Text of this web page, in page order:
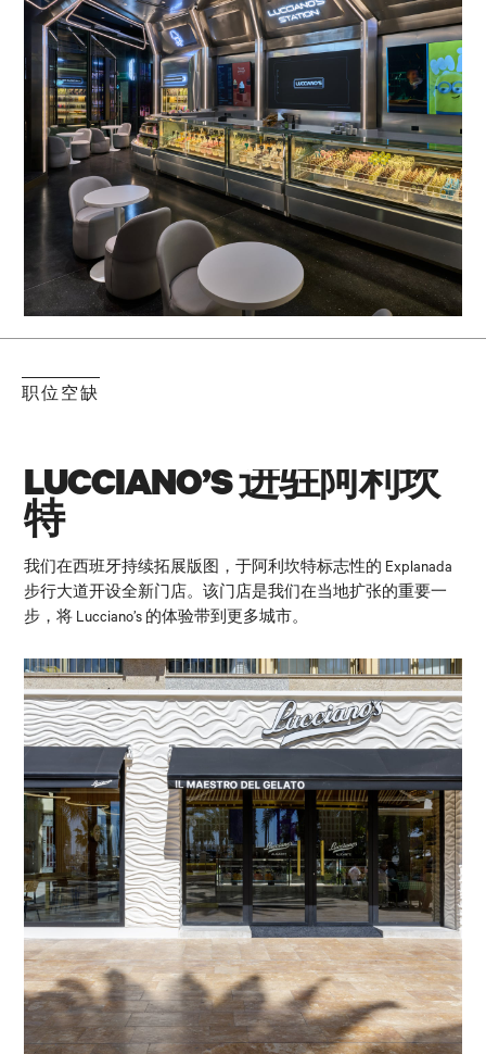
职位空缺
LUCCIANO’S 进驻阿利坎
特
我们在西班牙持续拓展版图，于阿利坎特标志性的 Explanada
步行大道开设全新门店。该门店是我们在当地扩张的重要一
步，将 Lucciano’s 的体验带到更多城市。